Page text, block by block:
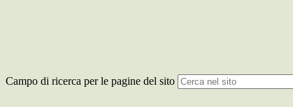
Campo di ricerca per le pagine del sito